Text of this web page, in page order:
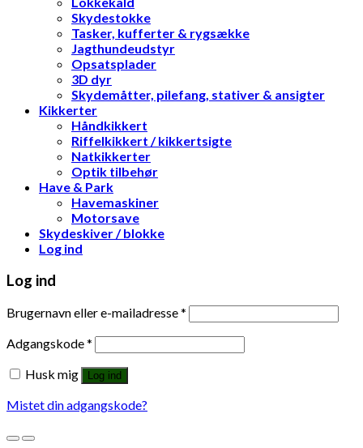
Skydestokke
Tasker, kufferter & rygsække
Jagthundeudstyr
Opsatsplader
3D dyr
Skydemåtter, pilefang, stativer & ansigter
Kikkerter
Håndkikkert
Riffelkikkert / kikkertsigte
Natkikkerter
Optik tilbehør
Have & Park
Havemaskiner
Motorsave
Skydeskiver / blokke
Log ind
Log ind
Brugernavn eller e-mailadresse*
Adgangskode*
Husk mig
Log ind
Mistet din adgangskode?